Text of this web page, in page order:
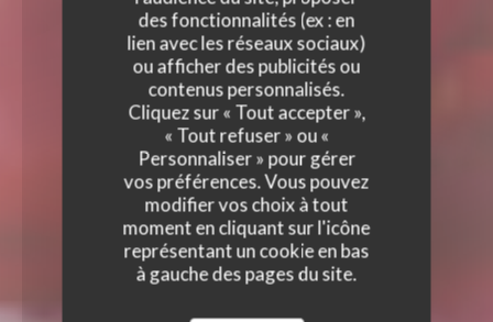
des fonctionnalités (ex : en
lien avec les réseaux sociaux)
ou afficher des publicités ou
contenus personnalisés.
Cliquez sur « Tout accepter »,
« Tout refuser » ou «
Personnaliser » pour gérer
vos préférences. Vous pouvez
modifier vos choix à tout
moment en cliquant sur l'icône
représentant un cookie en bas
à gauche des pages du site.